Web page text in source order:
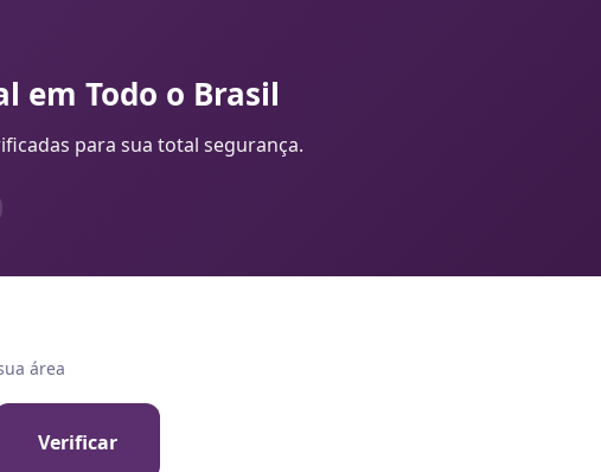
em Todo o Brasil
para sua total segurança.
área
Verificar